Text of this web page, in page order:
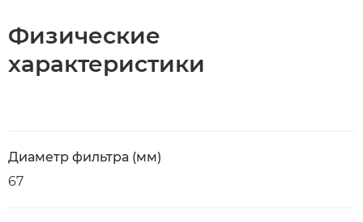
Физические
характеристики
Диаметр фильтра (мм)
67